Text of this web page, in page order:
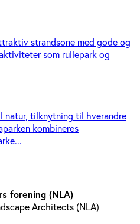
strandsone med gode og
som rullepark og
tilknytning til hverandre
kombineres
forening (NLA)
Architects (NLA)